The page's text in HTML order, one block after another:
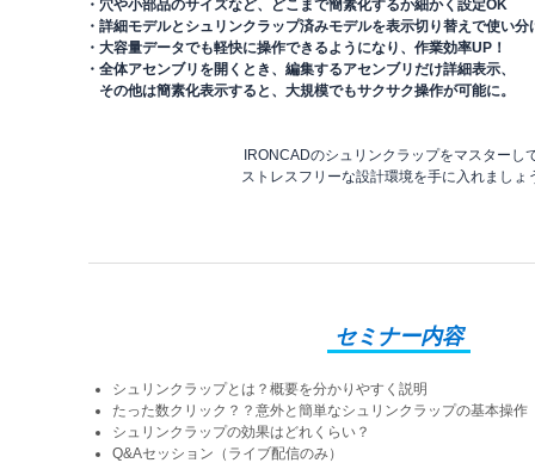
・穴や小部品のサイズなど、どこまで簡素化するか細かく設定OK
・詳細モデルとシュリンクラップ済みモデルを表示切り替えで使い分
・大容量データでも軽快に操作できるようになり、作業効率UP！
・全体アセンブリを開くとき、編集するアセンブリだけ詳細表示、
その他は簡素化表示すると、大規模でもサクサク操作が可能に。
IRONCADのシュリンクラップをマスターし
ストレスフリーな設計環境を手に入れましょ
セミナー内容
シュリンクラップとは？概要を分かりやすく説明
たった数クリック？？意外と簡単なシュリンクラップの基本操作
シュリンクラップの効果はどれくらい？
Q&Aセッション（ライブ配信のみ）